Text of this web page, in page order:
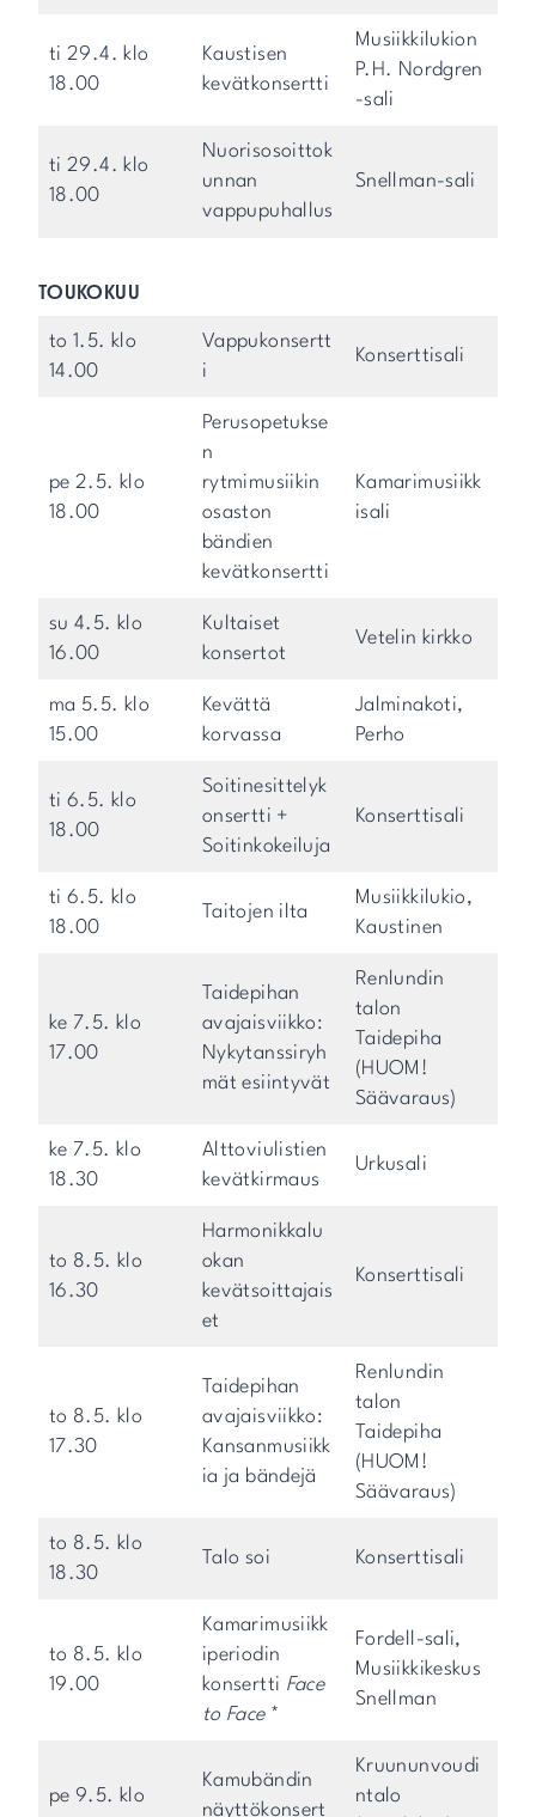
ti 29.4. klo
18.00
Kaustisen
kevätkonsertti
Musiikkilukion
P.H. Nordgren
-sali
ti 29.4. klo
18.00
Nuorisosoittok
unnan
vappupuhallus
Snellman-sali
TOUKOKUU
to 1.5. klo
14.00
Vappukonsertt
i
Konserttisali
pe 2.5. klo
18.00
Perusopetukse
n
rytmimusiikin
osaston
bändien
kevätkonsertti
Kamarimusiikk
isali
su 4.5. klo
16.00
Kultaiset
konsertot
Vetelin kirkko
ma 5.5. klo
15.00
Kevättä
korvassa
Jalminakoti,
Perho
ti 6.5. klo
18.00
Soitinesittelyk
onsertti +
Soitinkokeiluja
Konserttisali
ti 6.5. klo
18.00
Taitojen ilta
Musiikkilukio,
Kaustinen
ke 7.5. klo
17.00
Taidepihan
avajaisviikko:
Nykytanssiryh
mät esiintyvät
Renlundin
talon
Taidepiha
(HUOM!
Säävaraus)
ke 7.5. klo
18.30
Alttoviulistien
kevätkirmaus
Urkusali
to 8.5. klo
16.30
Harmonikkalu
okan
kevätsoittajais
et
Konserttisali
to 8.5. klo
17.30
Taidepihan
avajaisviikko:
Kansanmusiikk
ia ja bändejä
Renlundin
talon
Taidepiha
(HUOM!
Säävaraus)
to 8.5. klo
18.30
Talo soi Konserttisali
to 8.5. klo
19.00
Kamarimusiikk
iperiodin
konsertti Face
to Face*
Fordell-sali,
Musiikkikeskus
Snellman
pe 9.5. klo
Kamubändin
näyttökonsert
Kruununvoudi
ntalo